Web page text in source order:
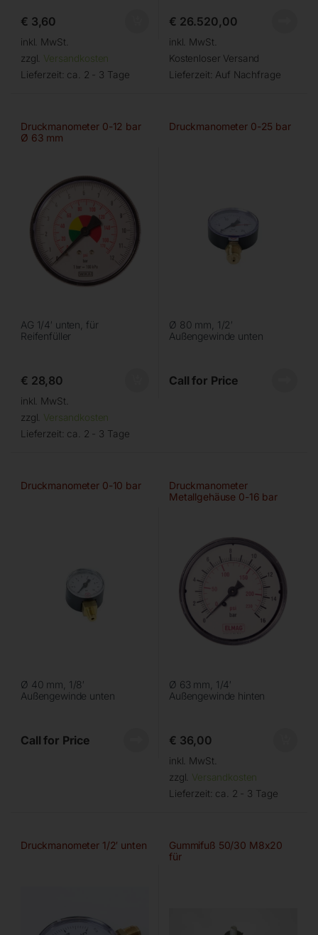
€ 3,60
inkl. MwSt.
zzgl. Versandkosten
Lieferzeit: ca. 2 - 3 Tage
€ 26.520,00
inkl. MwSt.
Kostenloser Versand
Lieferzeit: Auf Nachfrage
Druckmanometer 0-12 bar
Ø 63 mm
AG 1/4′ unten, für
Reifenfüller
€ 28,80
inkl. MwSt.
zzgl. Versandkosten
Lieferzeit: ca. 2 - 3 Tage
Druckmanometer 0-25 bar
Ø 80 mm, 1/2′
Außengewinde unten
Call for Price
Druckmanometer 0-10 bar
Ø 40 mm, 1/8′
Außengewinde unten
Call for Price
Druckmanometer
Metallgehäuse 0-16 bar
Ø 63 mm, 1/4′
Außengewinde hinten
€ 36,00
inkl. MwSt.
zzgl. Versandkosten
Lieferzeit: ca. 2 - 3 Tage
Druckmanometer 1/2′ unten
Gummifuß 50/30 M8x20
für